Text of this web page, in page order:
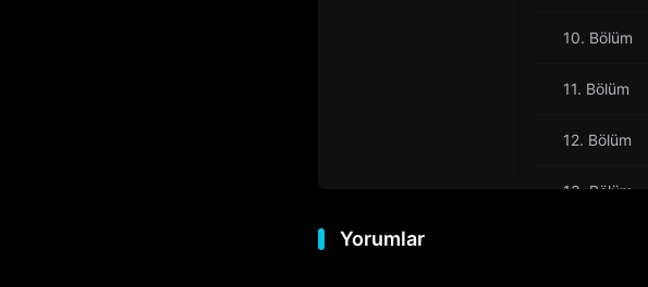
10. Bölüm
11. Bölüm
12. Bölüm
13. Bölüm
Yorumlar